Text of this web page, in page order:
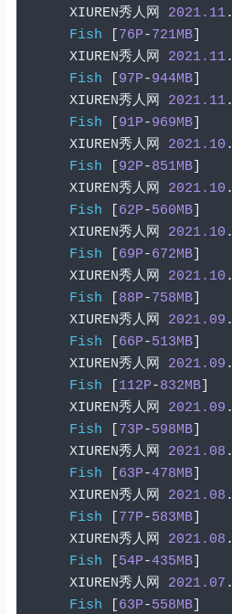
XIUREN秀人网 2021.11.
Fish
76P-721MB]
XIUREN秀人网 2021.11.
Fish
97P-944MB]
XIUREN秀人网 2021.11.
Fish
91P-969MB]
XIUREN秀人网 2021.10 .
Fish
92P-851MB]
XIUREN秀人网 2021.10 .
Fish
62P-560MB]
XIUREN秀人网 2021.10 .
Fish
69P-672MB]
XIUREN秀人网 2021.10 .
Fish
88P-758MB]
XIUREN秀人网 2021.09 .
Fish
66P-513MB]
XIUREN秀人网 2021.09 .
Fish
112P-832MB]
XIUREN秀人网 2021.09 .
Fish
73P-598MB]
XIUREN秀人网 2021.08 .
Fish
63P-478MB]
XIUREN秀人网 2021.08 .
Fish
77P-583MB]
XIUREN秀人网 2021.08 .
Fish
54P-435MB]
XIUREN秀人网 2021.07 .
Fish
63P-558MB]